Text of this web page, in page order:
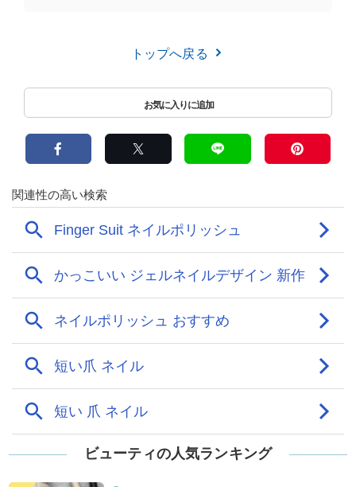
トップへ戻る
ビューティの人気ランキング